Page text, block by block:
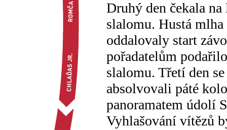
Druhý den čekala
slalomu. Hustá mlha
oddalovaly start
pořadatelům
slalomu. Třetí den
absolvovali páté
panoramatem údolí
Vyhlašování vítězů